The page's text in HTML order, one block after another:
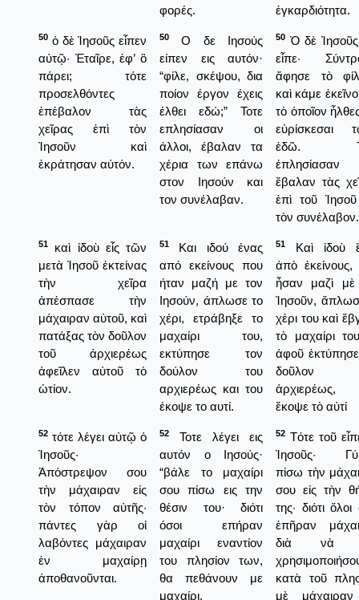
φορές.
ἐγκαρδιότητα.
50 ὁ δὲ Ἰησοῦς εἶπεν
αὐτῷ· Ἑταῖρε, ἐφ’ ὃ
πάρει; τότε
προσελθόντες
ἐπέβαλον τὰς
χεῖρας ἐπὶ τὸν
Ἰησοῦν καὶ
ἐκράτησαν αὐτόν.
50
Ο δε Ιησούς
είπεν εις αυτόν·
“φίλε, σκέψου, δια
ποίον έργον έχεις
έλθει εδώ;” Τοτε
επλησίασαν οι
άλλοι, έβαλαν τα
χέρια των επάνω
στον Ιησούν και
τον συνέλαβαν.
50 Ὁ δὲ
εἶπε·
ἄφησε τὸ
καὶ κάμε
τὸ ὁποῖον
εὐρίσκεσαι
ἐδῶ.
ἐπλησίασαν
ἔβαλαν τὰς
ἐπὶ τοῦ
τὸν συνέλαβον.
51
καὶ ἰδοὺ εἷς τῶν
μετὰ Ἰησοῦ ἐκτείνας
τὴν χεῖρα
ἀπέσπασε τὴν
μάχαιραν αὐτοῦ, καὶ
πατάξας τὸν δοῦλον
τοῦ ἀρχιερέως
ἀφεῖλεν αὐτοῦ τὸ
ὠτίον.
51
Και ιδού ένας
από εκείνους που
ήταν μαζή με τον
Ιησούν, άπλωσε το
χέρι, ετράβηξε το
μαχαίρι του,
εκτύπησε τον
δούλον του
αρχιερέως και του
έκοψε το αυτί.
51
Καὶ ἰδοὺ
ἀπὸ
ἦσαν μαζὶ μὲ
Ἰησοῦν,
χέρι του καὶ
τὸ μαχαίρι
ἀφοῦ
δοῦλον
ἀρχιερέως,
ἔκοψε τὸ αὐτί
52 τότε λέγει αὐτῷ ὁ
Ἰησοῦς·
Ἀπόστρεψον σου
τὴν μάχαιραν εἰς
τὸν τόπον αὐτῆς·
πάντες γὰρ οἱ
λαβόντες μάχαιραν
ἐν μαχαίρῃ
ἀποθανοῦνται.
52
Τοτε λέγει εις
αυτόν ο Ιησούς·
“βάλε το μαχαίρι
σου πίσω εις την
θέσιν του· διότι
όσοι επήραν
μαχαίρι εναντίον
του πλησίον των,
θα πεθάνουν με
μαχαίρι.
52 Τότε τοῦ
Ἰησοῦς·
πίσω τὴν
σου εἰς τὴν
της· διότι ὅλοι
ἐπῆραν
διὰ νὰ
κατὰ τοῦ
μὲ